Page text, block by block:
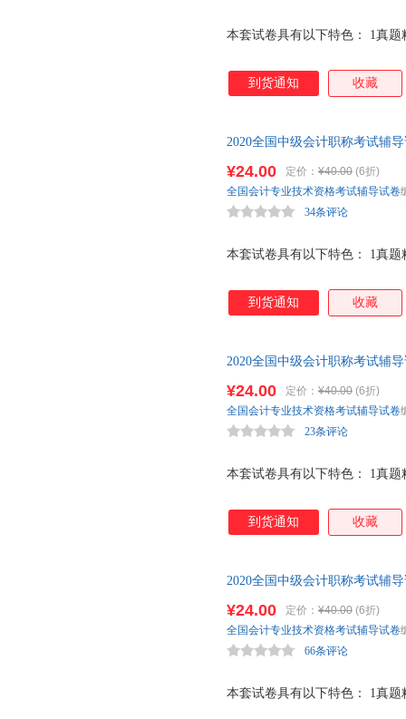
本套试卷具有以下特色： 1真
到货通知 收藏
2020全国中级会计职称考试辅
本套试卷具有以下特色： 1真
¥24.00 定价： ¥40.00 (6折)
34条评论
全国会计专业技术资格考试辅导试卷
到货通知 收藏
2020全国中级会计职称考试辅
本套试卷具有以下特色： 1真
¥24.00 定价： ¥40.00 (6折)
23条评论
全国会计专业技术资格考试辅导试卷
到货通知 收藏
2020全国中级会计职称考试辅
本套试卷具有以下特色： 1真
¥24.00 定价： ¥40.00 (6折)
66条评论
全国会计专业技术资格考试辅导试卷